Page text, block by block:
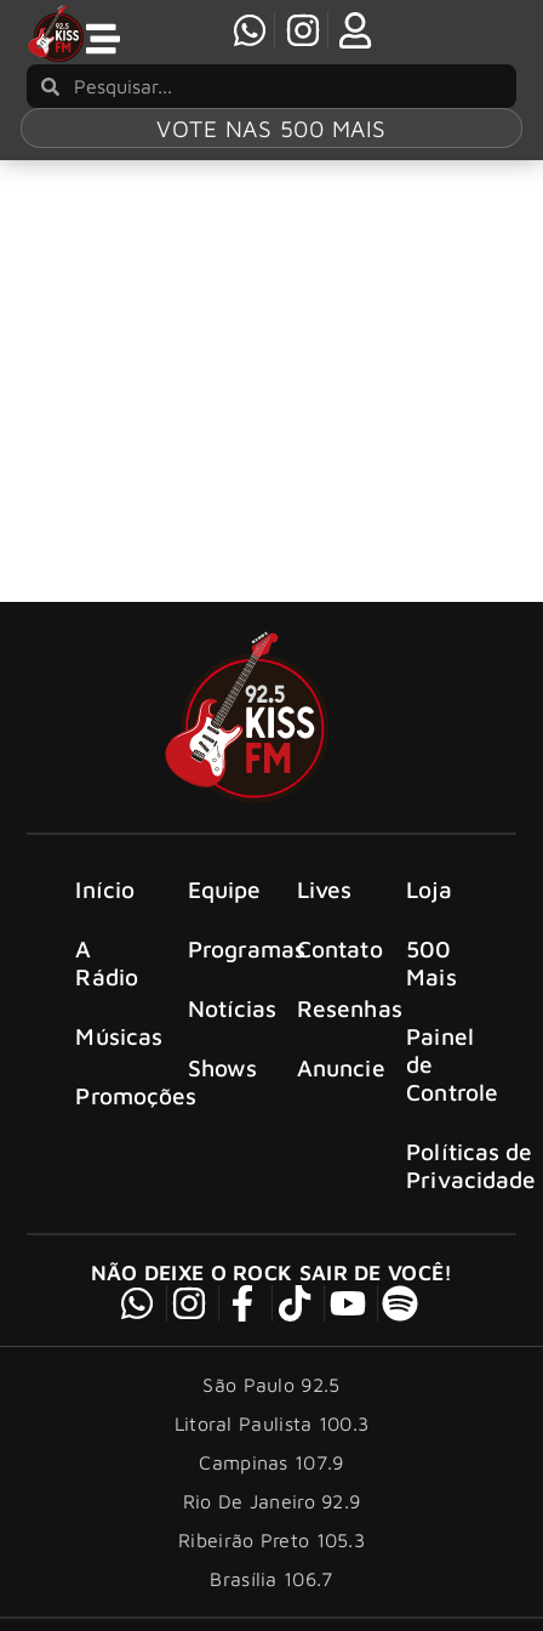
VOTE NAS 500 MAIS
Início
A
Rádio
Músicas
Promoções
Equipe
Programas
Notícias
Shows
Lives
Contato
Resenhas
Anuncie
Loja
500
Mais
Painel
de
Controle
Políticas de
Privacidade
NÃO DEIXE O ROCK SAIR DE VOCÊ!
São Paulo 92.5
Litoral Paulista 100.3
Campinas 107.9
Rio De Janeiro 92.9
Ribeirão Preto 105.3
Brasília 106.7